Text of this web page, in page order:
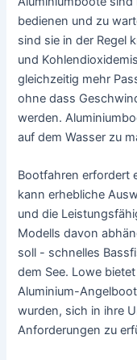
bedienen und zu
sind sie in der Regel
und
gleichzeitig mehr
ohne dass
werden.
auf dem Wasser zu
Bootfahren erfordert
kann erhebliche
und die
Modells davon
soll - schnelles
dem See. Lowe
Aluminium-
wurden, sich in ihre
Anforderungen zu